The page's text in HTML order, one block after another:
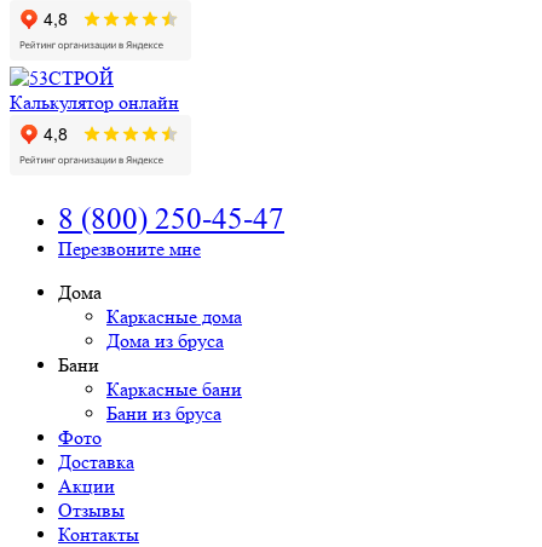
Калькулятор онлайн
8 (800) 250-45-47
Перезвоните мне
Дома
Каркасные дома
Дома из бруса
Бани
Каркасные бани
Бани из бруса
Фото
Доставка
Акции
Отзывы
Контакты